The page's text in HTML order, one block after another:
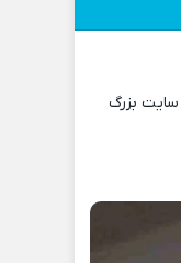
سایت بزرگ